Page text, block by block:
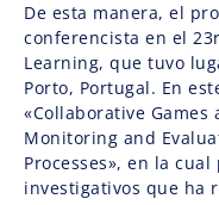
De esta manera, el
conferencista en el
Learning, que tuvo
Porto, Portugal. En
«Collaborative
Monitoring and
Processes», en la
investigativos que ha